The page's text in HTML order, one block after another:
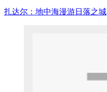
扎达尔：地中海漫游日落之城